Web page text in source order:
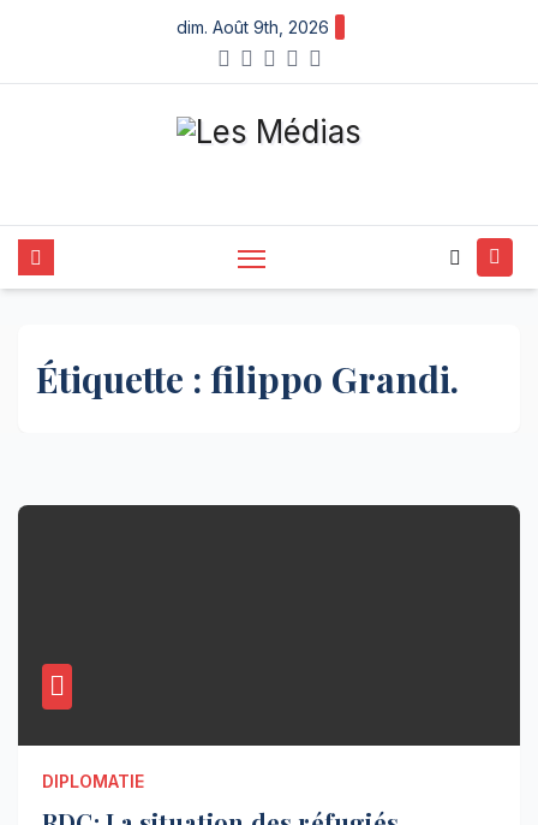
content
dim. Août 9th, 2026
Étiquette : filippo Grandi.
DIPLOMATIE